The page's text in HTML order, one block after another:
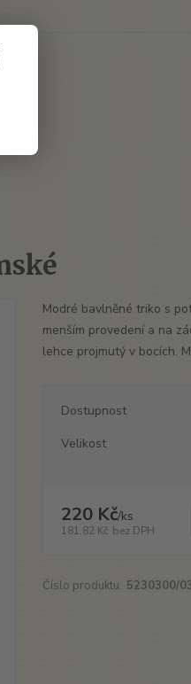
Modré bavlněné triko s
menším provedení a na
lehce projmutý v bocích.
Dostupnost
Velikost
220 Kč/ks
181,82 Kč bez DPH
Číslo produktu: 5230300/